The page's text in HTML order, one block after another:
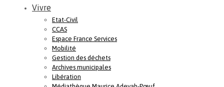
Vivre
Etat-Civil
CCAS
Espace France Services
Mobilité
Gestion des déchets
Archives municipales
Libération